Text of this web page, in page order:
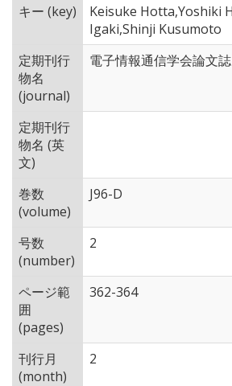
キー (key)
Keisuke Hotta,Yoshiki
Igaki,Shinji Kusumoto
定期刊行
物名
(journal)
電子情報通信学会論文
定期刊行
物名 (英
文)
巻数
(volume)
J96-D
号数
(number)
2
ページ範
囲
(pages)
362-364
刊行月
(month)
2